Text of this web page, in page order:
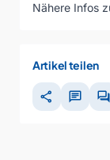
Nähere Infos
Artikel teilen
share chat forum